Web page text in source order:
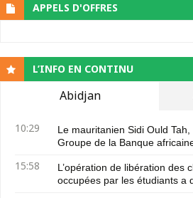
APPELS D'OFFRES
L’INFO EN CONTINU
Abidjan
10:29
Le mauritanien Sidi Ould
Groupe de la Banque
15:58
L’opération de libération des
occupées par les étudiants a